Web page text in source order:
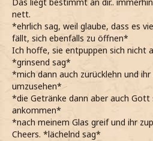
Das liegt bestimmt an dir..
nett.
*ehrlich sag, weil glaube, dass es
fällt, sich ebenfalls zu öffnen*
Ich hoffe, sie entpuppen sich nicht
*grinsend sag*
*mich dann auch zurücklehn und
umzusehen*
*die Getränke dann aber auch Gott
ankommen*
*nach meinem Glas greif und ihr
Cheers. *lächelnd sag*